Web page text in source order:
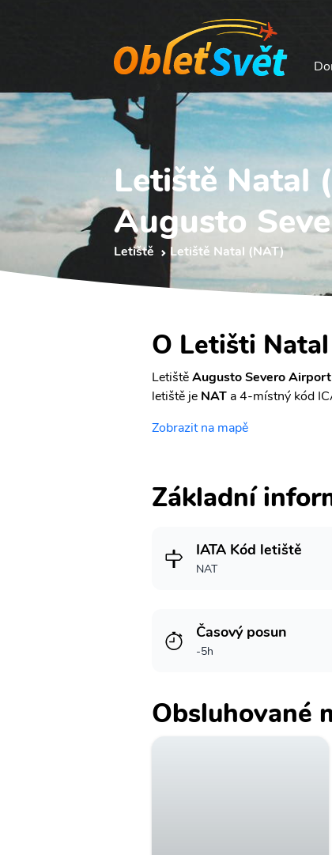
Letiště Natal
Augusto
Letiště Letiště Natal (NAT)
O Letišti
LetištěAugusto Severo Airport
letiště je NAT a 4-místný kód
Zobrazit na mapě
Základní
IATA Kód letiště
NAT
Časový posun
-5h
Obsluhované